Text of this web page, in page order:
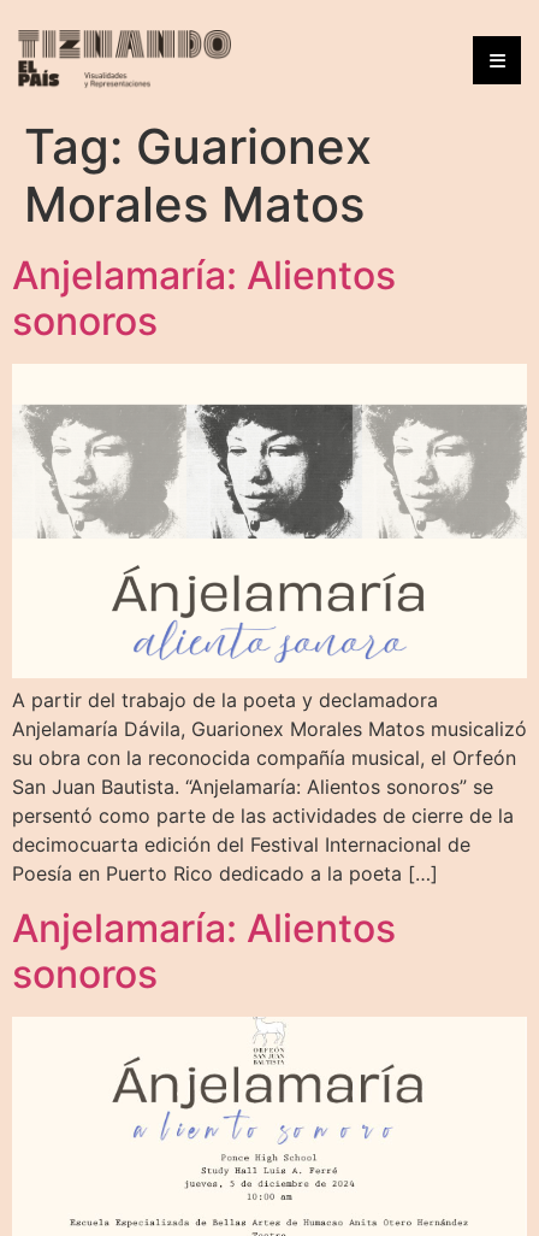
Tag: Guarionex
Morales Matos
Anjelamaría: Alientos
sonoros
A partir del trabajo de la poeta y declamadora
Anjelamaría Dávila, Guarionex Morales Matos musicalizó
su obra con la reconocida compañía musical, el Orfeón
San Juan Bautista. “Anjelamaría: Alientos sonoros” se
persentó como parte de las actividades de cierre de la
decimocuarta edición del Festival Internacional de
Poesía en Puerto Rico dedicado a la poeta […]
Anjelamaría: Alientos
sonoros